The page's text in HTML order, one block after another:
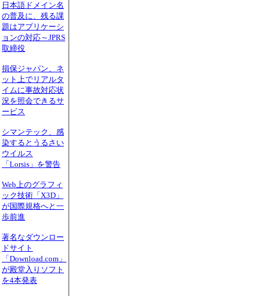
日本語ドメイン名
の普及に、残る課
題はアプリケーシ
ョンの対応～JPRS
取締役
損保ジャパン、ネ
ット上でリアルタ
イムに事故対応状
況を照会できるサ
ービス
シマンテック、感
染するとうるさい
ウイルス
「Lorsis」を警告
Web上のグラフィ
ック技術「X3D」
が国際規格へと一
歩前進
著名なダウンロー
ドサイト
「Download.com」
が殿堂入りソフト
を4本発表